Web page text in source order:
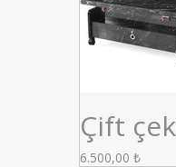
Çift
6.500,00 ₺